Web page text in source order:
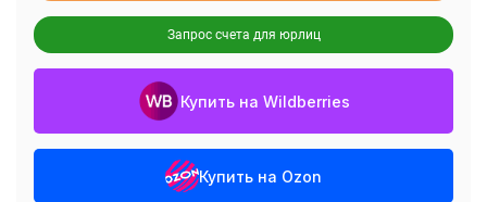
Запрос счета для юрлиц
Купить на Wildberries
Купить на Ozon